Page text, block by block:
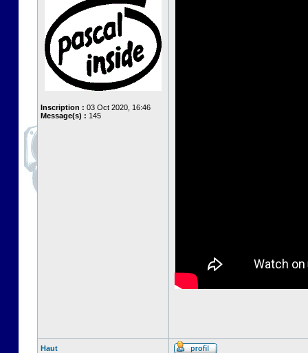
Inscription : 03 Oct 2020, 16:46
Message(s) : 145
Haut